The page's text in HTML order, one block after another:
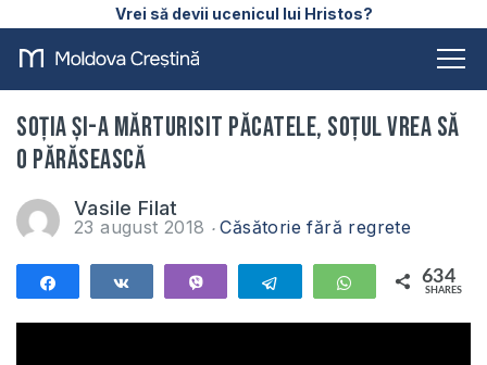
Vrei să devii ucenicul lui Hristos?
Soția și-a mărturisit păcatele, soțul vrea să
o părăsească
Vasile Filat
23 august 2018 Căsătorie fără regrete
Telegram WhatsApp
634
SHARES